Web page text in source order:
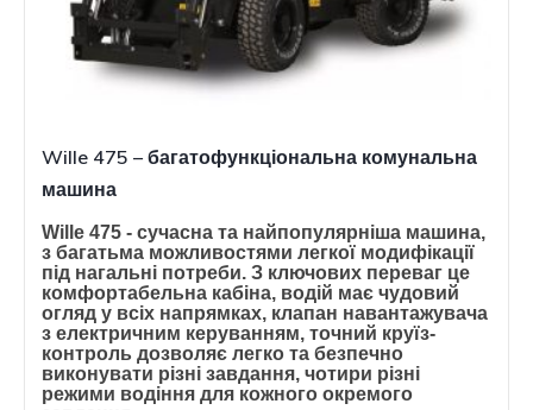
Wille 475 – багатофункціональна комунальна
машина
Wille 475 - сучасна та найпопулярніша машина,
з багатьма можливостями легкої модифікації
під нагальні потреби. З ключових переваг це
комфортабельна кабіна, водій має чудовий
огляд у всіх напрямках, клапан навантажувача
з електричним керуванням, точний круїз-
контроль дозволяє легко та безпечно
виконувати різні завдання, чотири різні
режими водіння для кожного окремого